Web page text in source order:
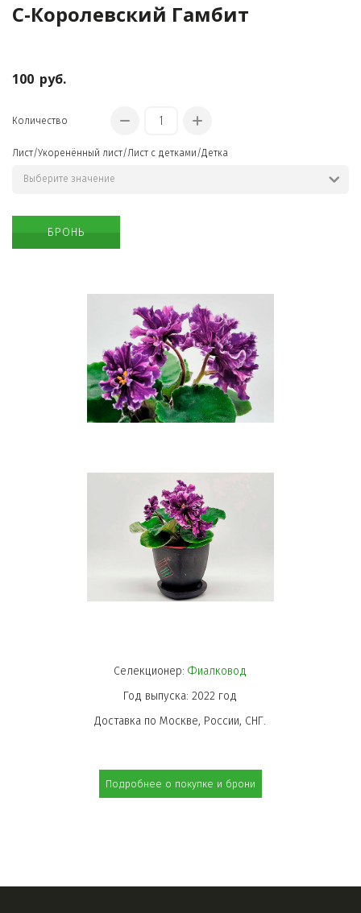
С-Королевский Гамбит
100 руб.
Количество
Лист/Укоренённый лист/Лист с детками/Детка
БРОНЬ
Селекционер: Фиалковод
Год выпуска: 2022 год
Доставка по Москве, России, СНГ.
Подробнее о покупке и брони